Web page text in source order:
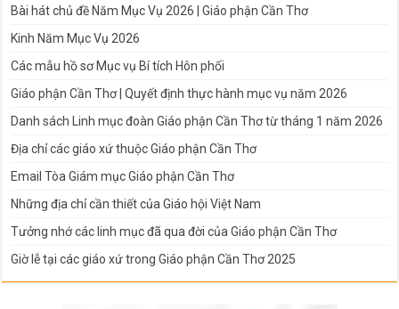
Bài hát chủ đề Năm Mục Vụ 2026 | Giáo phận Cần Thơ
Kinh Năm Mục Vụ 2026
Các mẫu hồ sơ Mục vụ Bí tích Hôn phối
Giáo phận Cần Thơ | Quyết định thực hành mục vụ năm 2026
Danh sách Linh mục đoàn Giáo phận Cần Thơ từ tháng 1 năm 2026
Địa chỉ các giáo xứ thuộc Giáo phận Cần Thơ
Email Tòa Giám mục Giáo phận Cần Thơ
Những địa chỉ cần thiết của Giáo hội Việt Nam
Tưởng nhớ các linh mục đã qua đời của Giáo phận Cần Thơ
Giờ lễ tại các giáo xứ trong Giáo phận Cần Thơ 2025